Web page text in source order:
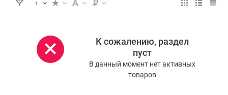
К сожалению, раздел
пуст
В данный момент нет активных
товаров